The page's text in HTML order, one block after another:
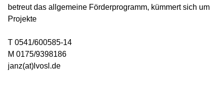
betreut das allgemeine Förderprogramm, kümmert sich um
Projekte
T 0541/600585-14
M 0175/9398186
janz(at)lvosl.de